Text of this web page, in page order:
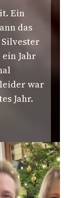
Ein
das
Jahr
war
Jahr.